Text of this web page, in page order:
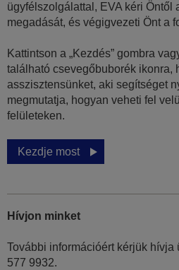
ügyfélszolgálattal, EVA kéri Öntől
megadását, és végigvezeti Önt a
Kattintson a „Kezdés” gombra
található csevegőbuborék ikonra,
asszisztensünket, aki segítséget
megmutatja, hogyan veheti fel
felületeken.
Kezdje most
Hívjon minket
További információért kérjük hívja
577 9932.